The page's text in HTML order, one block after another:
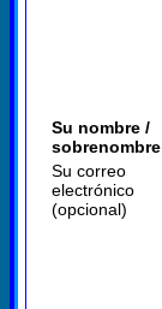
Su nombre /
sobrenombre
Su correo
electrónico
(opcional)